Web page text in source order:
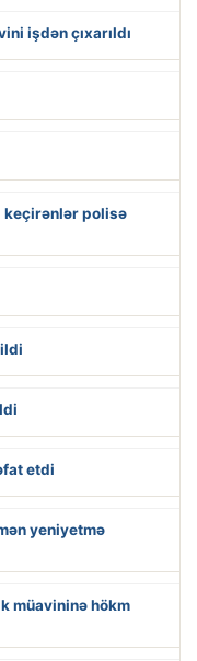
işdən çıxarıldı
keçirənlər polisə
etdi
yeniyetmə
müavininə hökm